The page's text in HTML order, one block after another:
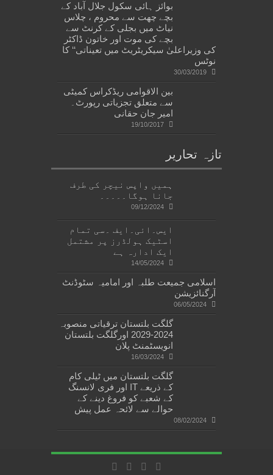
بوائز ہائی سکول جلال آباد کے
بچے چھت سے محروم ، چلاس
نیاٹ میں بجلی کے کرنٹ سے
بچے کی موت اور خاتون ڈاکٹر
کی وزیراعلیٰ سیکریٹریٹ میں تعیناتی‘‘ کا
نوٹس
30/03/2019
بین الاقوامی ریڈکراس کمیٹی
سے متعلق تجزیاتی رپورٹ۔
امیر جان حقانی
19/10/2017
تازہ تحاریر
ہمیں واپس نیچر کی طرف
جانا ہوگا۔۔۔۔۔
09/12/2024
ایس۔ائی۔ایف ۔سی تمام
اسٹیک ہولڈرز پر مشتمل
ایک ادارہ ہے
14/05/2024
اسلامی جمیعت طلبہ اور امامیہ سٹوڈنٹ
آرگنائزیشن
06/05/2024
گلگت بلتستان ترقیاتی منصوبہ
2024-2029 اورگلگت بلتستان
انویسٹمنٹ پلان
16/03/2024
گلگت بلتستان میں ٹیلی کام
کے ذریعے IT اور فری لانسنگ
کے شعبے کو فروغ دینے کے
حوالے سے لائحہ عمل پیش
08/02/2024